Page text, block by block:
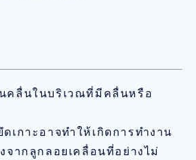
คลื่นในบริเวณที่มีคลื่นหรือ
เกาะอาจทำให้เกิดการทำงาน
จากลูกลอยเคลื่อนที่อย่างไม่